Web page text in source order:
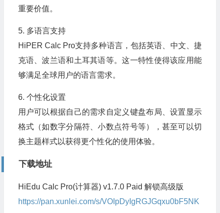
重要价值。
5. 多语言支持
HiPER Calc Pro支持多种语言，包括英语、中文、捷
克语、波兰语和土耳其语等。这一特性使得该应用能
够满足全球用户的语言需求。
6. 个性化设置
用户可以根据自己的需求自定义键盘布局、设置显示
格式（如数字分隔符、小数点符号等），甚至可以切
换主题样式以获得更个性化的使用体验。
下载地址
HiEdu Calc Pro(计算器) v1.7.0 Paid 解锁高级版
https://pan.xunlei.com/s/VOIpDyIgRGJGqxu0bF5NK